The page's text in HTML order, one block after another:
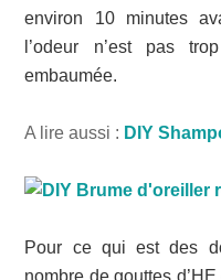
environ 10 minutes
l’odeur n’est pas
embaumée.
A lire aussi : DIY
Pour ce qui est des
nombre de gouttes